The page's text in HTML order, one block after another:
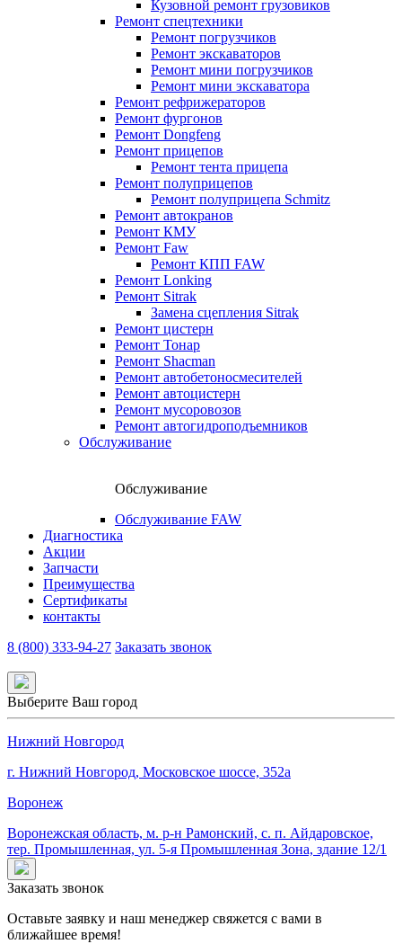
Кузовной ремонт грузовиков
Ремонт спецтехники
Ремонт погрузчиков
Ремонт экскаваторов
Ремонт мини погрузчиков
Ремонт мини экскаватора
Ремонт рефрижераторов
Ремонт фургонов
Ремонт Dongfeng
Ремонт прицепов
Ремонт тента прицепа
Ремонт полуприцепов
Ремонт полуприцепа Schmitz
Ремонт автокранов
Ремонт КМУ
Ремонт Faw
Ремонт КПП FAW
Ремонт Lonking
Ремонт Sitrak
Замена сцепления Sitrak
Ремонт цистерн
Ремонт Тонар
Ремонт Shacman
Ремонт автобетоносмесителей
Ремонт автоцистерн
Ремонт мусоровозов
Ремонт автогидроподъемников
Обслуживание
Обслуживание
Обслуживание FAW
Диагностика
Акции
Запчасти
Преимущества
Сертификаты
контакты
8 (800) 333-94-27 Заказать звонок
Выберите Ваш город
Нижний Новгород
г. Нижний Новгород, Московское шоссе, 352а
Воронеж
Воронежская область, м. р-н Рамонский, с. п. Айдаровское,
тер. Промышленная, ул. 5-я Промышленная Зона, здание 12/1
Заказать звонок
Оставьте заявку и наш менеджер свяжется с вами в
ближайшее время!